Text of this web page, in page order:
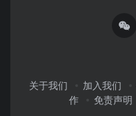
关于我们 加入我们
作
免责声明